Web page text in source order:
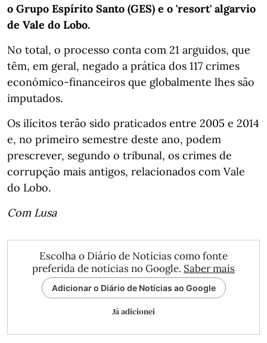
o Grupo Espírito Santo (GES) e o 'resort' algarvio
de Vale do Lobo.
No total, o processo conta com 21 arguidos, que
têm, em geral, negado a prática dos 117 crimes
económico-financeiros que globalmente lhes são
imputados.
Os ilícitos terão sido praticados entre 2005 e 2014
e, no primeiro semestre deste ano, podem
prescrever, segundo o tribunal, os crimes de
corrupção mais antigos, relacionados com Vale
do Lobo.
Com Lusa
Escolha o Diário de Notícias como fonte
preferida de notícias no Google. Saber mais
Adicionar o Diário de Notícias ao Google
Já adicionei